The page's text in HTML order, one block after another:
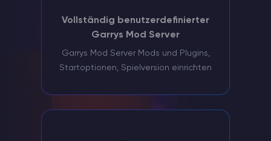
Vollständig benutzerdefinierter
Garrys Mod Server
Garrys Mod Server Mods und Plugins,
Startoptionen, Spielversion einrichten